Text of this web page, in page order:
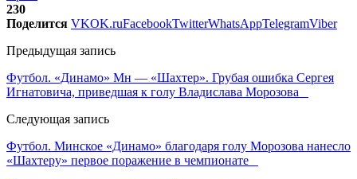
230
Поделится VKOK.ruFacebookTwitterWhatsAppTelegramViber
Предыдущая запись
Футбол. «Динамо» Мн — «Шахтер». Грубая ошибка Сергея
Игнатовича, приведшая к голу Владислава Морозова
Следующая запись
Футбол. Минское «Динамо» благодаря голу Морозова нанесло
«Шахтеру» первое поражение в чемпионате